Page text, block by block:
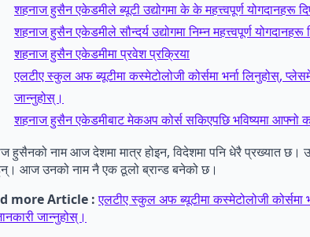
शहनाज हुसैन एकेडमीले ब्यूटी उद्योगमा के के महत्त्वपूर्ण योगदानहरू
शहनाज हुसैन एकेडमीले सौन्दर्य उद्योगमा निम्न महत्त्वपूर्ण योगदानहरू
शहनाज हुसैन एकेडमीमा प्रवेश प्रक्रिया
एलटीए स्कुल अफ ब्यूटीमा कस्मेटोलोजी कोर्समा भर्ना लिनुहोस्,
जान्नुहोस्।
शहनाज हुसैन एकेडमीबाट मेकअप कोर्स सकिएपछि भविष्यमा आफ्नो
हुसैनको नाम आज देशमा मात्र होइन, विदेशमा पनि धेरै प्रख्यात छ।
आज उनको नाम नै एक ठूलो ब्रान्ड बनेको छ।
more Article :एलटीए स्कुल अफ ब्यूटीमा कस्मेटोलोजी कोर्समा
जान्नुहोस्।